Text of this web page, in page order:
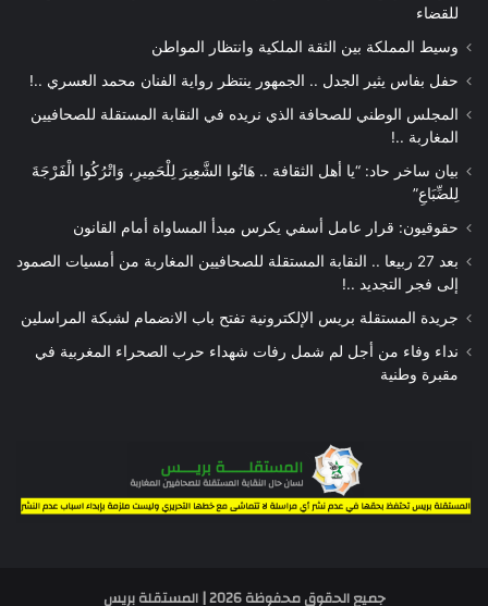
للقضاء
وسيط المملكة بين الثقة الملكية وانتظار المواطن
حفل بفاس يثير الجدل .. الجمهور ينتظر رواية الفنان محمد العسري ..!
المجلس الوطني للصحافة الذي نريده في النقابة المستقلة للصحافيين
المغاربة ..!
بيان ساخر حاد: “يا أهل الثقافة .. هَاتُوا الشَّعِيرَ لِلْحَمِيرِ، وَاتْرُكُوا الْفَرْجَةَ
لِلضِّبَاعِ”
حقوقيون: قرار عامل أسفي يكرس مبدأ المساواة أمام القانون
بعد 27 ربيعا .. النقابة المستقلة للصحافيين المغاربة من أمسيات الصمود
إلى فجر التجديد ..!
جريدة المستقلة بريس الإلكترونية تفتح باب الانضمام لشبكة المراسلين
نداء وفاء من أجل لم شمل رفات شهداء حرب الصحراء المغربية في
مقبرة وطنية
جميع الحقوق محفوظة 2026 | المستقلة بريس